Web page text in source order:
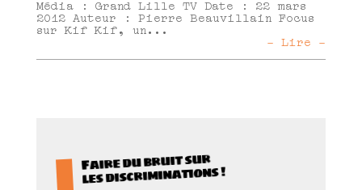
Média : Grand Lille TV Date : 22 mars
2012 Auteur : Pierre Beauvillain Focus
sur Kif Kif, un...
- Lire -
Faire du bruit sur
les discriminations !